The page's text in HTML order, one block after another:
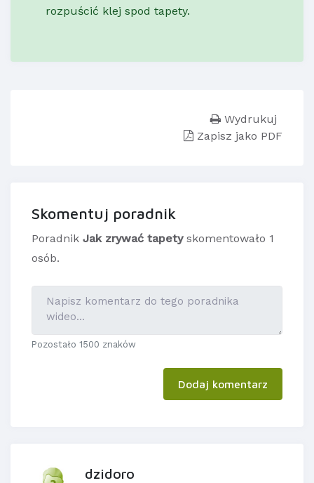
rozpuścić klej spod tapety.
Wydrukuj
Zapisz jako PDF
Skomentuj poradnik
Poradnik Jak zrywać tapetyskomentowało 1
osób.
Pozostało 1500 znaków
Dodaj komentarz
dzidoro